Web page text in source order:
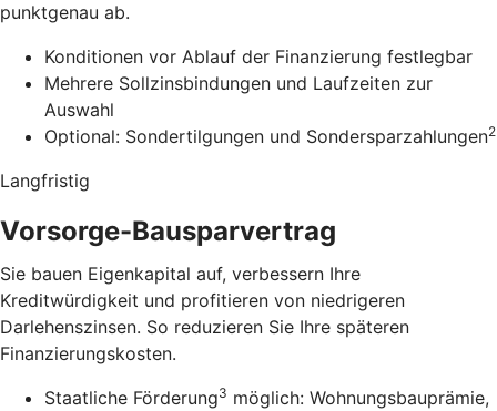
punktgenau ab.
Konditionen vor Ablauf der Finanzierung festlegbar
Mehrere Sollzinsbindungen und Laufzeiten zur
Auswahl
Optional: Sondertilgungen und Sondersparzahlungen2
Langfristig
Vorsorge-Bausparvertrag
Sie bauen Eigenkapital auf, verbessern Ihre
Kreditwürdigkeit und profitieren von niedrigeren
Darlehenszinsen. So reduzieren Sie Ihre späteren
Finanzierungskosten.
Staatliche Förderung3 möglich: Wohnungsbauprämie,